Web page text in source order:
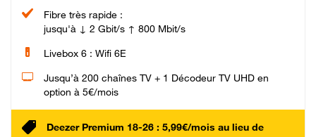
Fibre très rapide :
jusqu'à ↓ 2 Gbit/s ↑ 800 Mbit/s
Livebox 6 : Wifi 6E
Jusqu’à 200 chaînes TV + 1 Décodeur TV UHD en
option à 5€/mois
Deezer Premium 18-26 : 5,99€/mois au lieu de